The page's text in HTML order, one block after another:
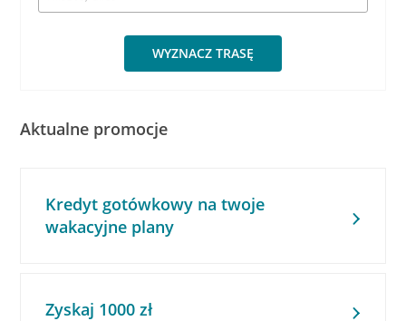
WYZNACZ TRASĘ
Aktualne promocje
Kredyt gotówkowy na twoje
wakacyjne plany
Zyskaj 1000 zł